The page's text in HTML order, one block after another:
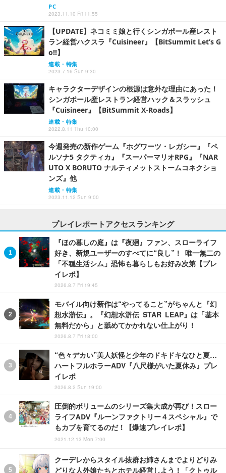
PC
2023.11.10 Fri 11:55
【UPDATE】ネコミミ娘と行くシンガポール産レスト
ラン経営ハクスラ『Cuisineer』【BitSummit Let’s G
o!!】
連載・特集
2023.7.16 Sun 9:30
キャラクターデザインの根源は意外な理由にあった！
シンガポール産レストラン経営ハック＆スラッシュ
『Cuisineer』【BitSummit X-Roads】
連載・特集
2022.8.11 Thu 10:00
今週発売の新作ゲーム『ホグワーツ・レガシー』『ペ
ルソナ5 タクティカ』『スーパーマリオRPG』『NAR
UTO X BORUTO ナルティメットストームコネクショ
ンズ』他
連載・特集
2023.11.12 Sun 9:00
プレイレポートアクセスランキング
『ほの暮しの庭』は『夜廻』ファン、スローライフ
好き、新規ユーザーのすべてに“良し”！ 唯一無二の
「不穏生活シム」恐怖も暮らしもお好み次第【プレ
イレポ】
2026.8.7 Fri 19:45
モバイル向け新作は“やってること”がちゃんと『幻
想水滸伝』。『幻想水滸伝 STAR LEAP』は「基本
無料だから」と舐めてかかれない仕上がり！
2026.8.7 Fri 18:00
“色々デカい”美人妖怪と少年のドキドキなひと夏…
ハートフルホラーADV『八尺様がいた夏休み』プレ
イレポ
2026.8.2 Sun 19:00
圧倒的ボリュームのシリーズ集大成が再び！スロー
ライフADV『ルーンファクトリー４スペシャル』で
もカブを育てるのだ！【爆速プレイレポ】
2021.12.13 Mon 7:00
クーデレからスタイル抜群お姉さんまでよりどりみ
どりな人外娘たちとホテル経営しよう！「クトゥル